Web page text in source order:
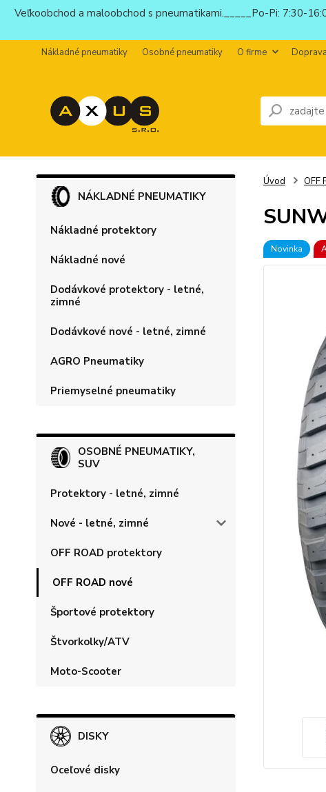
Veľkoobchod a maloobchod s pneumatikami._____Po-Pi: 7:30-
Nákladné pneumatiky Osobné pneumatiky O firme
NÁKLADNÉ PNEUMATIKY
Nákladné protektory
Nákladné nové
Dodávkové protektory - letné,
zimné
Dodávkové nové - letné, zimné
AGRO Pneumatiky
Priemyselné pneumatiky
OSOBNÉ PNEUMATIKY,
SUV
Protektory - letné, zimné
Nové - letné, zimné
OFF ROAD protektory
OFF ROAD nové
Športové protektory
Štvorkolky/ATV
Moto-Scooter
DISKY
Oceľové disky
Úvod OFF
Novinka